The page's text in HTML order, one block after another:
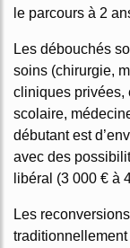
le parcours à 2
Les débouchés
soins (chirurgie,
cliniques privées,
scolaire,
débutant est
avec des
libéral (3 000 € à
Les